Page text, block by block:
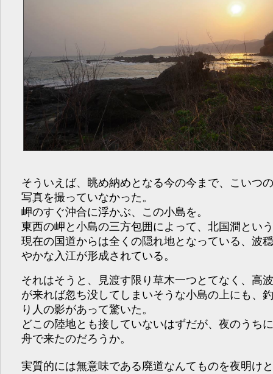
そういえば、眺め納めとなる今の今まで、こいつ
写真を撮っていなかった。
岬のすぐ沖合に浮かぶ、この小島を。
東西の岬と小島の三方包囲によって、北国澗とい
現在の国道からは全くの隠れ地となっている、波
やかな入江が形成されている。
それはそうと、見渡す限り草木一つとてなく、高
が来れば忽ち没してしまいそうな小島の上にも、
り人の影があって驚いた。
どこの陸地とも接していないはずだが、夜のうち
舟で来たのだろうか。
実質的には無意味である廃道なんてものを夜明け